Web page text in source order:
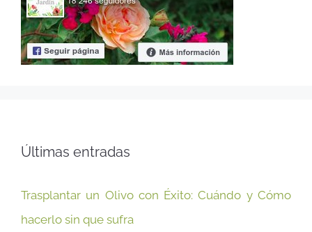
Últimas entradas
Trasplantar un Olivo con Éxito: Cuándo y Cómo
hacerlo sin que sufra